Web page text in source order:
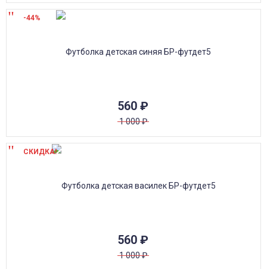
560 ₽
1 000₽
-44%
560 ₽
1 000₽
СКИДКА!